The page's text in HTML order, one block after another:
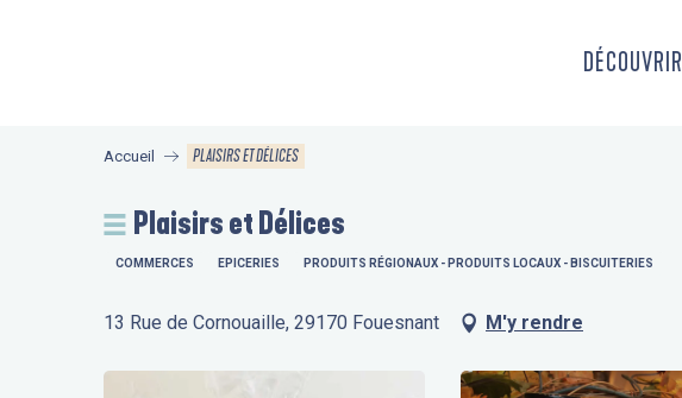
DÉCOUVRIR
Accueil PLAISIRS ET DÉLICES
Plaisirs et Délices
COMMERCES EPICERIES PRODUITS RÉGIONAUX - PRODUITS LOCAUX - BISCUITERIES
13 Rue de Cornouaille, 29170 Fouesnant M'y rendre